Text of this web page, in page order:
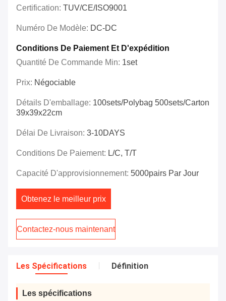
Certification: TUV/CE/ISO9001
Numéro De Modèle: DC-DC
Conditions De Paiement Et D'expédition
Quantité De Commande Min: 1set
Prix: Négociable
Détails D'emballage: 100sets/polybag 500sets/carton
39x39x22cm
Délai De Livraison: 3-10DAYS
Conditions De Paiement: L/C, T/T
Capacité D'approvisionnement: 5000pairs Par Jour
Obtenez le meilleur prix
Contactez-nous maintenant
Les Spécifications Définition
Les spécifications